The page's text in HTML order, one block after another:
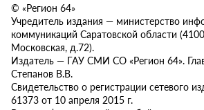
© «Регион 64»
Учредитель издания — министерство
коммуникаций Саратовской области
Московская, д.72).
Издатель — ГАУ СМИ СО «Регион 64».
Степанов В.В.
Свидетельство о регистрации сетевого
61373 от 10 апреля 2015 г.